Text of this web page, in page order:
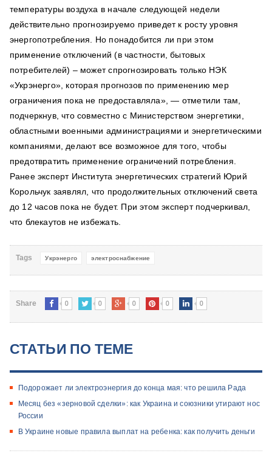
температуры воздуха в начале следующей недели
действительно прогнозируемо приведет к росту уровня
энергопотребления. Но понадобится ли при этом
применение отключений (в частности, бытовых
потребителей) – может спрогнозировать только НЭК
«Укрэнерго», которая прогнозов по применению мер
ограничения пока не предоставляла», — отметили там,
подчеркнув, что совместно с Министерством энергетики,
областными военными администрациями и энергетическими
компаниями, делают все возможное для того, чтобы
предотвратить применение ограничений потребления.
Ранее эксперт Института энергетических стратегий Юрий
Корольчук заявлял, что продолжительных отключений света
до 12 часов пока не будет. При этом эксперт подчеркивал,
что блекаутов не избежать.
Tags Укрэнерго электроснабжение
Share 0 0 0 0 0
СТАТЬИ ПО ТЕМЕ
Подорожает ли электроэнергия до конца мая: что решила Рада
Месяц без «зерновой сделки»: как Украина и союзники утирают нос
России
В Украине новые правила выплат на ребенка: как получить деньги